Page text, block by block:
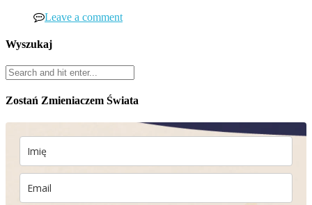
Leave a comment
Wyszukaj
Zostań Zmieniaczem Świata